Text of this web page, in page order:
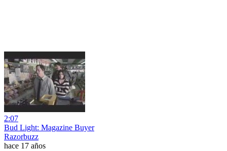
2:07
Bud Light: Magazine Buyer
Razorbuzz
hace 17 años